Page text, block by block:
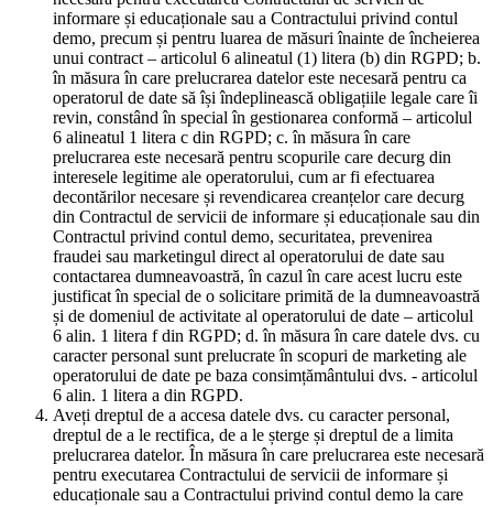
informare și educaționale sau a Contractului privind contul
demo, precum și pentru luarea de măsuri înainte de încheierea
unui contract – articolul 6 alineatul (1) litera (b) din RGPD; b.
în măsura în care prelucrarea datelor este necesară pentru ca
operatorul de date să își îndeplinească obligațiile legale care îi
revin, constând în special în gestionarea conformă – articolul
6 alineatul 1 litera c din RGPD; c. în măsura în care
prelucrarea este necesară pentru scopurile care decurg din
interesele legitime ale operatorului, cum ar fi efectuarea
decontărilor necesare și revendicarea creanțelor care decurg
din Contractul de servicii de informare și educaționale sau din
Contractul privind contul demo, securitatea, prevenirea
fraudei sau marketingul direct al operatorului de date sau
contactarea dumneavoastră, în cazul în care acest lucru este
justificat în special de o solicitare primită de la dumneavoastră
și de domeniul de activitate al operatorului de date – articolul
6 alin. 1 litera f din RGPD; d. în măsura în care datele dvs. cu
caracter personal sunt prelucrate în scopuri de marketing ale
operatorului de date pe baza consimțământului dvs. - articolul
6 alin. 1 litera a din RGPD.
Aveți dreptul de a accesa datele dvs. cu caracter personal,
dreptul de a le rectifica, de a le șterge și dreptul de a limita
prelucrarea datelor. În măsura în care prelucrarea este necesară
pentru executarea Contractului de servicii de informare și
educaționale sau a Contractului privind contul demo la care